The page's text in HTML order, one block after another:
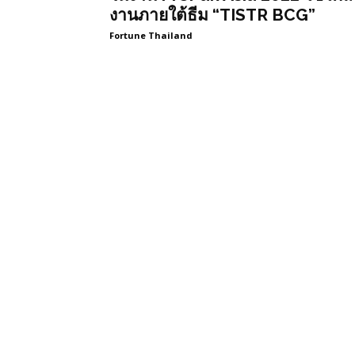
งานภายใต้ธีม “TISTR BCG”
Fortune Thailand